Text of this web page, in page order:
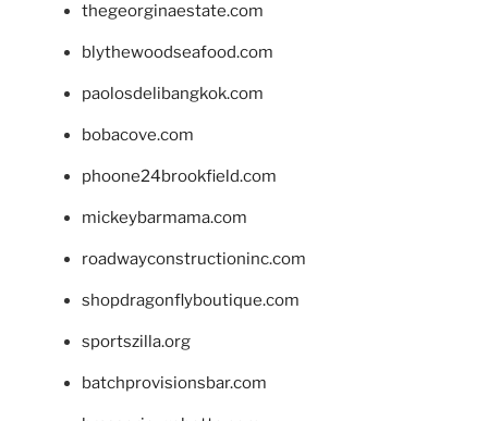
thegeorginaestate.com
blythewoodseafood.com
paolosdelibangkok.com
bobacove.com
phoone24brookfield.com
mickeybarmama.com
roadwayconstructioninc.com
shopdragonflyboutique.com
sportszilla.org
batchprovisionsbar.com